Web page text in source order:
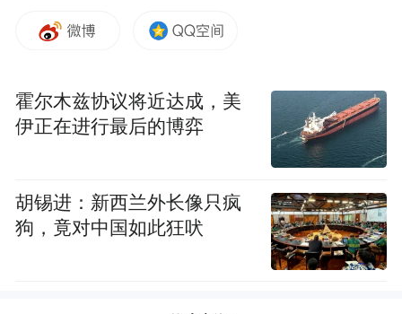
霍尔木兹协议将近达成，美
伊正在进行最后的博弈
胡锡进：新西兰外长像只疯
狗，竟对中国如此狂吠